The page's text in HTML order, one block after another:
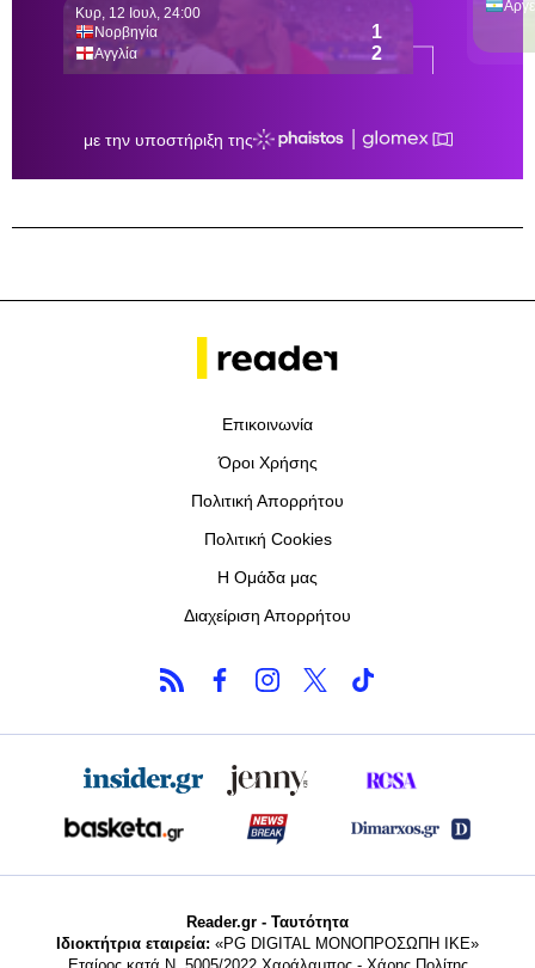
Επικοινωνία
Όροι Χρήσης
Πολιτική Απορρήτου
Πολιτική Cookies
Η Ομάδα μας
Διαχείριση Απορρήτου
Reader.gr - Ταυτότητα
Ιδιοκτήτρια εταιρεία: «PG DIGITAL MONΟΠΡΟΣΩΠΗ ΙΚΕ»